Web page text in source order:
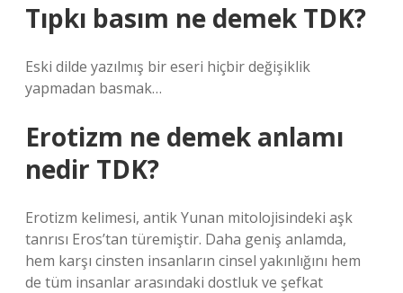
Tıpkı basım ne demek TDK?
Eski dilde yazılmış bir eseri hiçbir değişiklik
yapmadan basmak…
Erotizm ne demek anlamı
nedir TDK?
Erotizm kelimesi, antik Yunan mitolojisindeki aşk
tanrısı Eros’tan türemiştir. Daha geniş anlamda,
hem karşı cinsten insanların cinsel yakınlığını hem
de tüm insanlar arasındaki dostluk ve şefkat